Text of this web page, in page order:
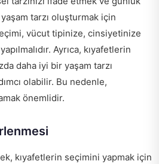
tarzı oluşturmak için
vücut tipinize, cinsiyetinize
Ayrıca, kıyafetlerin
daha iyi bir yaşam tarzı
olabilir. Bu nedenle,
önemlidir.
kıyafetlerin seçimini yapmak için